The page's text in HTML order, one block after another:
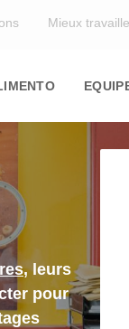
Mieux
, leurs
pour